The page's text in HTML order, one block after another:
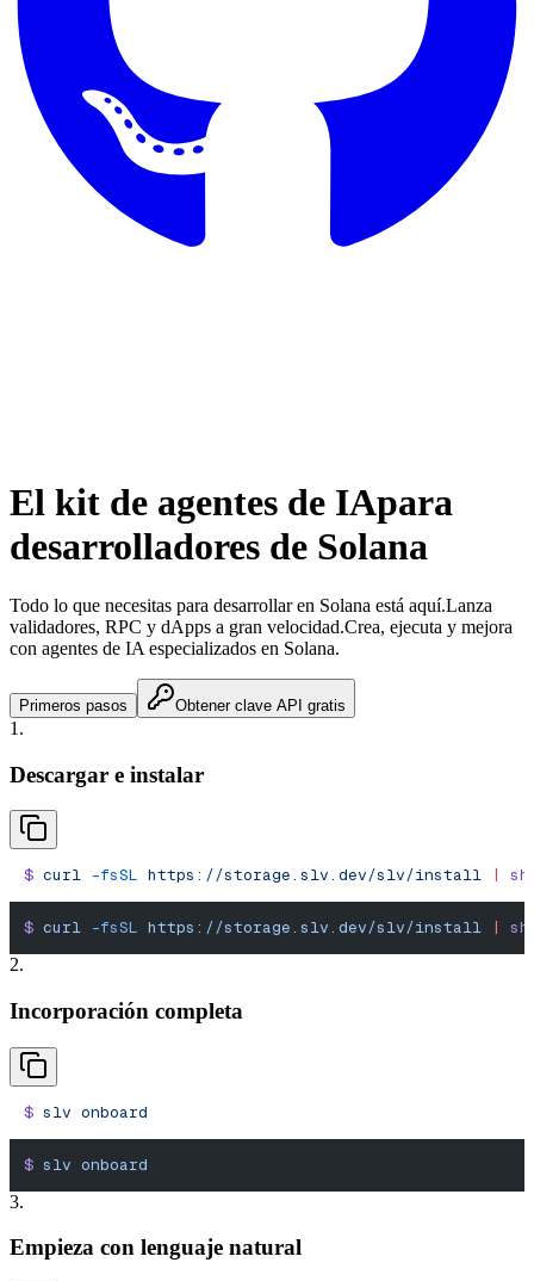
El kit de agentes de IApara
desarrolladores de Solana
Todo lo que necesitas para desarrollar en Solana está aquí.Lanza
validadores, RPC y dApps a gran velocidad.Crea, ejecuta y mejora
con agentes de IA especializados en Solana.
Primeros pasos Obtener clave API gratis
1.
Descargar e instalar
$ curl -fsSL https://storage.slv.dev/slv/install | sh
$ curl -fsSL https://storage.slv.dev/slv/install |
sh
2.
Incorporación completa
$ slv onboard
$ slv onboard
3.
Empieza con lenguaje natural